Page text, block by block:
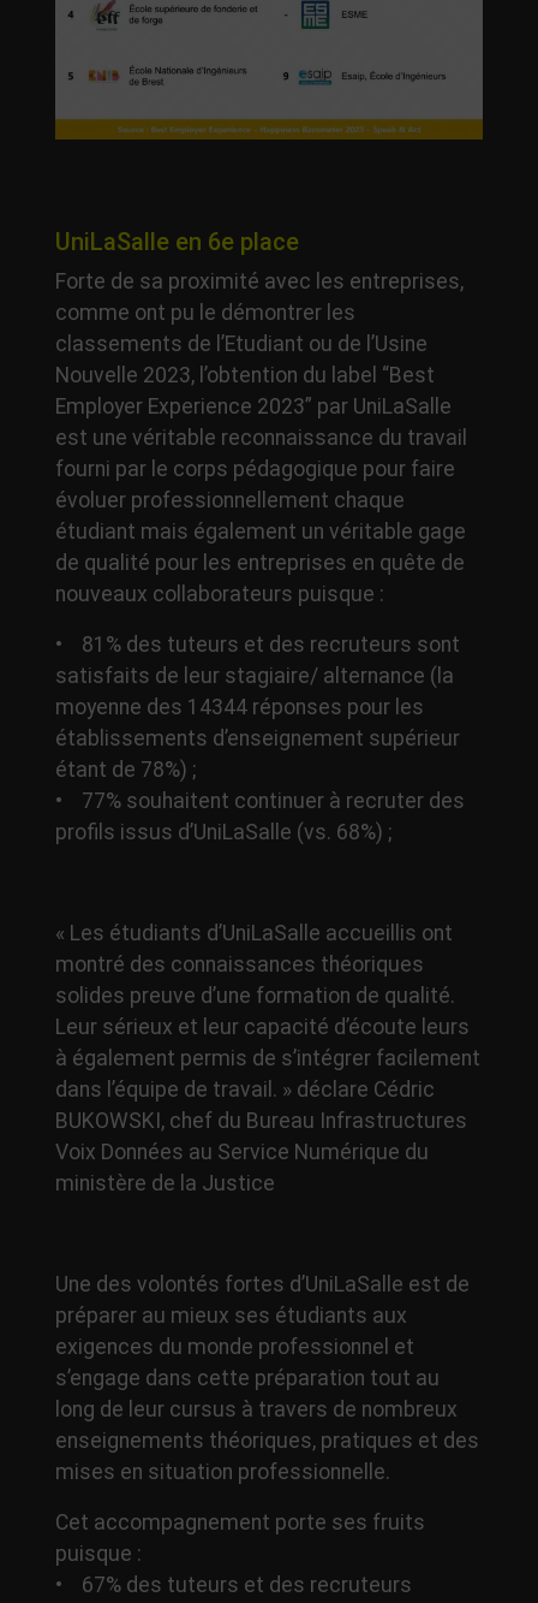
UniLaSalle en 6e place
Forte de sa proximité avec les entreprises,
comme ont pu le démontrer les
classements de l’Etudiant ou de l’Usine
Nouvelle 2023, l’obtention du label “Best
Employer Experience 2023” par UniLaSalle
est une véritable reconnaissance du travail
fourni par le corps pédagogique pour faire
évoluer professionnellement chaque
étudiant mais également un véritable gage
de qualité pour les entreprises en quête de
nouveaux collaborateurs puisque :
• 81% des tuteurs et des recruteurs sont
satisfaits de leur stagiaire/ alternance (la
moyenne des 14344 réponses pour les
établissements d’enseignement supérieur
étant de 78%) ;
• 77% souhaitent continuer à recruter des
profils issus d’UniLaSalle (vs. 68%) ;
« Les étudiants d’UniLaSalle accueillis ont
montré des connaissances théoriques
solides preuve d’une formation de qualité.
Leur sérieux et leur capacité d’écoute leurs
à également permis de s’intégrer facilement
dans l’équipe de travail. » déclare Cédric
BUKOWSKI, chef du Bureau Infrastructures
Voix Données au Service Numérique du
ministère de la Justice
Une des volontés fortes d’UniLaSalle est de
préparer au mieux ses étudiants aux
exigences du monde professionnel et
s’engage dans cette préparation tout au
long de leur cursus à travers de nombreux
enseignements théoriques, pratiques et des
mises en situation professionnelle.
Cet accompagnement porte ses fruits
puisque :
• 67% des tuteurs et des recruteurs